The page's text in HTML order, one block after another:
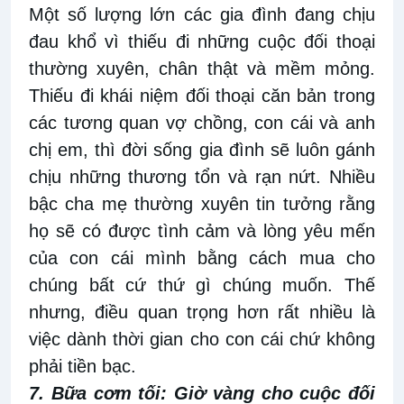
Một số lượng lớn các gia đình đang chịu
đau khổ vì thiếu đi những cuộc đối thoại
thường xuyên, chân thật và mềm mỏng.
Thiếu đi khái niệm đối thoại căn bản trong
các tương quan vợ chồng, con cái và anh
chị em, thì đời sống gia đình sẽ luôn gánh
chịu những thương tổn và rạn nứt. Nhiều
bậc cha mẹ thường xuyên tin tưởng rằng
họ sẽ có được tình cảm và lòng yêu mến
của con cái mình bằng cách mua cho
chúng bất cứ thứ gì chúng muốn. Thế
nhưng, điều quan trọng hơn rất nhiều là
việc dành thời gian cho con cái chứ không
phải tiền bạc.
7. Bữa cơm tối: Giờ vàng cho cuộc đối